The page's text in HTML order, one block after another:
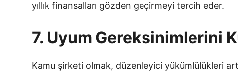
yıllık finansalları gözden geçirmeyi tercih eder.
7. Uyum Gereksinimlerini
Kamu şirketi olmak, düzenleyici yükümlülükleri